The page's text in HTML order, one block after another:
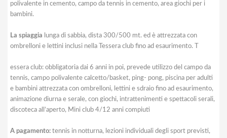
polivalente in cemento, campo da tennis in cemento, area giochi per i
bambini.
La spiaggia lunga di sabbia, dista 300/500 mt. ed è attrezzata con
ombrelloni e lettini inclusi nella Tessera club fino ad esaurimento. T
essera club: obbligatoria dai 6 anni in poi, prevede utilizzo del campo da
tennis, campo polivalente calcetto/basket, ping- pong, piscina per adulti
e bambini attrezzata con ombrelloni, lettini e sdraio fino ad esaurimento,
animazione diurna e serale, con giochi, intrattenimenti e spettacoli serali,
discoteca all’aperto, Mini club 4/12 anni compiuti
A pagamento: tennis in notturna, lezioni individuali degli sport previsti,